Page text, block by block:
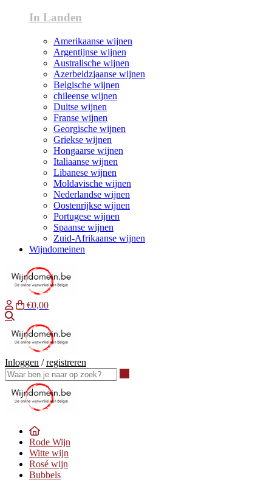
In Landen
Amerikaanse wijnen
Argentijnse wijnen
Australische wijnen
Azerbeidzjaanse wijnen
Belgische wijnen
chileense wijnen
Duitse wijnen
Franse wijnen
Georgische wijnen
Griekse wijnen
Hongaarse wijnen
Italiaanse wijnen
Libanese wijnen
Moldavische wijnen
Nederlandse wijnen
Oostenrijkse wijnen
Portugese wijnen
Spaanse wijnen
Zuid-Afrikaanse wijnen
Wijndomeinen
€0,00
Inloggen /registreren
Rode Wijn
Witte wijn
Rosé wijn
Bubbels